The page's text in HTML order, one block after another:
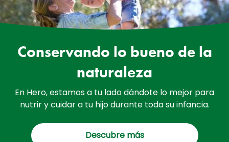
Conservando lo bueno de la
naturaleza
En Hero, estamos a tu lado dándote lo mejor para
nutrir y cuidar a tu hijo durante toda su infancia.
Descubre más